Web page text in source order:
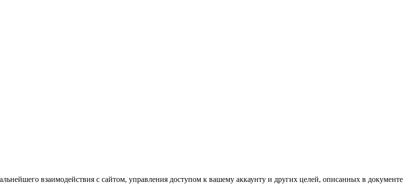
взаимодействия с сайтом, управления доступом к вашему аккаунту и других целей, описанных в документе